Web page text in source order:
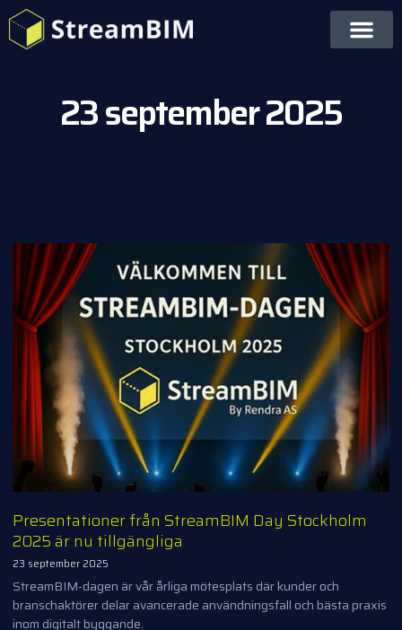
23 september 2025
Presentationer från StreamBIM Day Stockholm
2025 är nu tillgängliga
23 september 2025
StreamBIM-dagen är vår årliga mötesplats där kunder och
branschaktörer delar avancerade användningsfall och bästa praxis
inom digitalt byggande.